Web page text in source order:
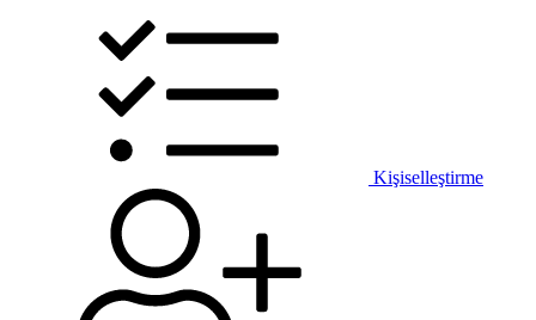
Kişiselleştirme